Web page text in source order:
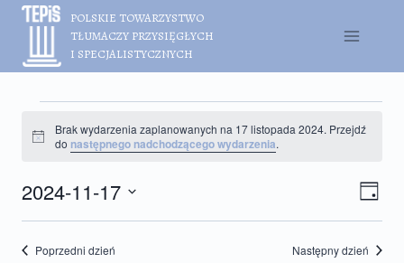
Przejdź
treści
POLSKIE TOWARZYSTWO
TŁUMACZY PRZYSIĘGŁYCH
I SPECJALISTYCZNYCH
for
listopada
2024
Powiadomienie
Brak wydarzenia zaplanowanych na 17 listopada 2024. Przejdź
do następnego nadchodzącego wydarzenia.
Dzień
2024-11-17
Wybierz
Poprzedni dzień Następny dzień